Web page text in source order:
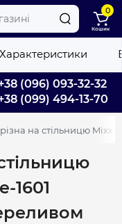
(096) 093-32-32
(099) 494-13-70
0
Кошик
на стільницю
1601
Характеристики